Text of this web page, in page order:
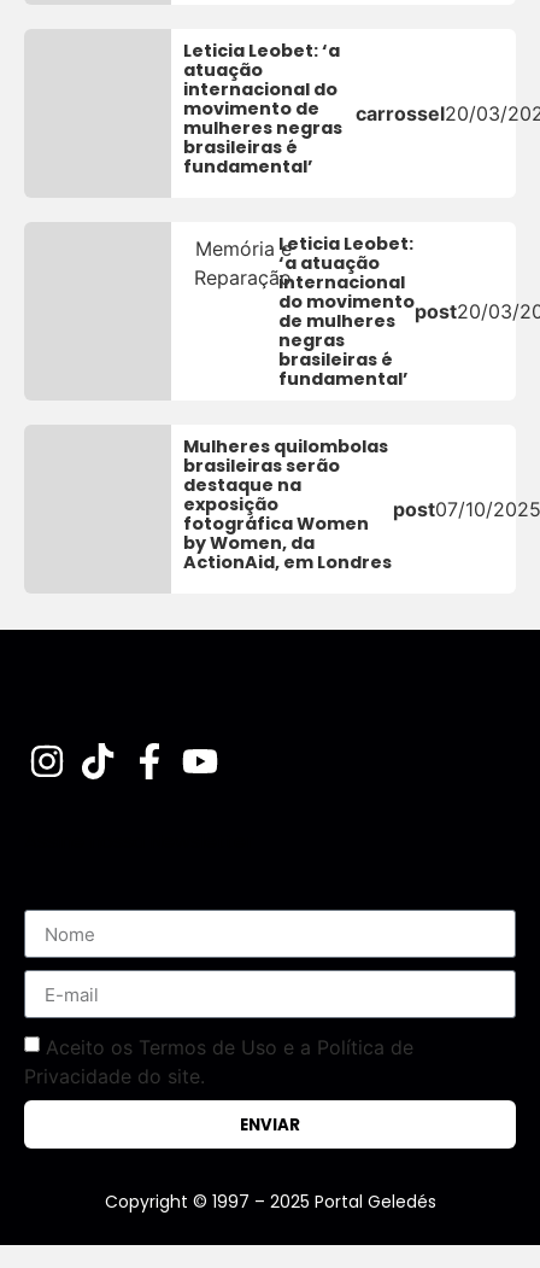
Leticia Leobet: ‘a
atuação
internacional do
movimento de
mulheres negras
brasileiras é
fundamental’
carrossel20/03/
Memória e
Reparação
Leticia Leobet:
‘a atuação
internacional
do movimento
de mulheres
negras
brasileiras é
fundamental’
post20/03/
Mulheres quilombolas
brasileiras serão
destaque na
exposição
fotográfica Women
by Women, da
ActionAid, em Londres
post07/10/2025
Aceito os Termos de Uso e a Política de
Privacidade do site.
ENVIAR
Copyright © 1997 – 2025 Portal Geledés